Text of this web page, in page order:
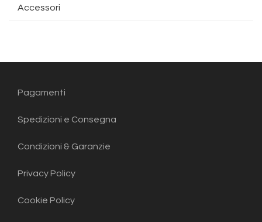
Accessori
Pagamenti
Spedizioni e Consegna
Condizioni & Garanzie
Privacy Policy
Cookie Policy